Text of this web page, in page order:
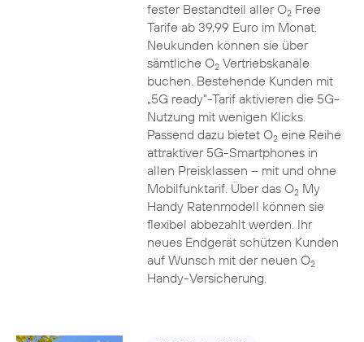
fester Bestandteil aller O2Free
Tarife ab 39,99 Euro im Monat.
Neukunden können sie über
sämtliche O2Vertriebskanäle
buchen. Bestehende Kunden mit
„5G ready“-Tarif aktivieren die 5G-
Nutzung mit wenigen Klicks.
Passend dazu bietet O2eine Reihe
attraktiver 5G-Smartphones in
allen Preisklassen – mit und ohne
Mobilfunktarif. Über das O2My
Handy Ratenmodell können sie
flexibel abbezahlt werden. Ihr
neues Endgerät schützen Kunden
auf Wunsch mit der neuen O2
Handy-Versicherung.